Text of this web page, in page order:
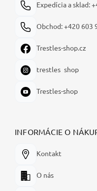
Expedícia a sklad:
Obchod: +420 603
Trestles-shop.cz
trestles_shop
Trestles-shop
INFORMÁCIE O
Kontakt
O nás